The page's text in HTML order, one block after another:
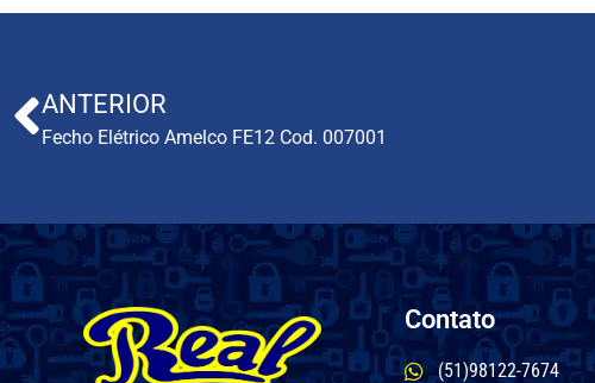
ANTERIOR
Fecho Elétrico Amelco FE12 Cod. 007001
Contato
(51)98122-7674